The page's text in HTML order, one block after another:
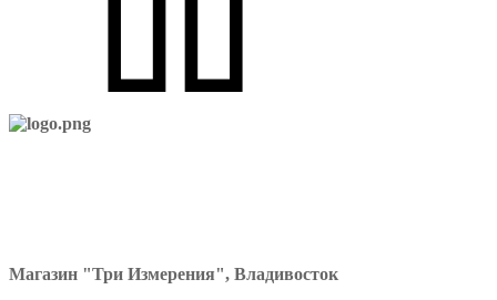
Магазин "Три Измерения", Владивосток